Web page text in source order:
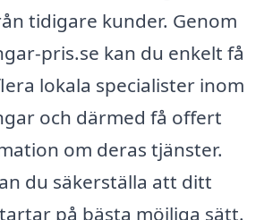
tidigare kunder. Genom
pris.se kan du enkelt få
lokala specialister inom
och därmed få offert
om deras tjänster.
du säkerställa att ditt
på bästa möjliga sätt.